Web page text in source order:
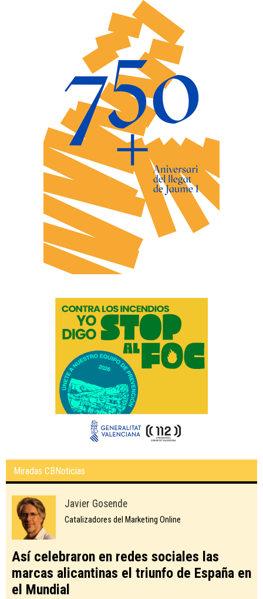
Miradas CBNoticias
Javier Gosende
Catalizadores del Marketing Online
Así celebraron en redes sociales las
marcas alicantinas el triunfo de España en
el Mundial